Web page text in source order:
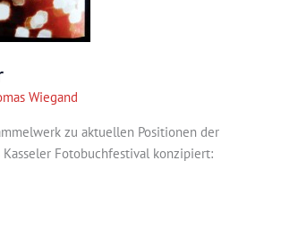
Wiegand
zu aktuellen Positionen der
Kasseler Fotobuchfestival konzipiert: